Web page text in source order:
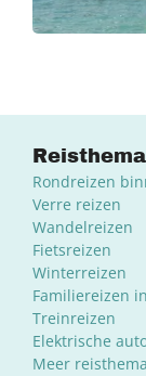
Rondreizen
Verre reizen
Wandelreizen
Fietsreizen
Winterreizen
Familiereizen
Treinreizen
Elektrische
Meer